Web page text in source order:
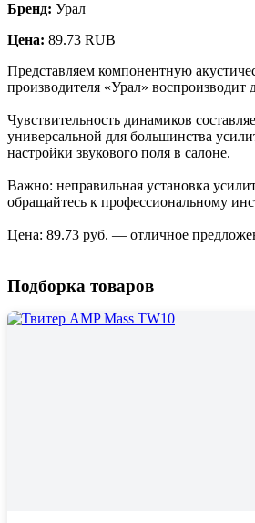
Бренд: Урал
Цена: 89.73 RUB
Представляем компонентную
производителя «Урал»
Чувствительность динамиков
универсальной для большинства
настройки звукового поля в салоне.
Важно: неправильная установка
обращайтесь к профессиональному
Цена: 89.73 руб. — отличное
Подборка товаров